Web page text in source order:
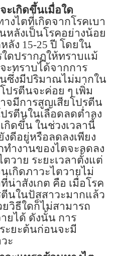
ะเกิดขึ้นเมื่อใด
งไตที่เกิดจากโรคเบา
หลังเป็นโรคอย่างน้อย
ลัง 15-25ปี โดยใน
ดปรากฏให้ทราบแม้
ะทราบได้จากการ
ซึ่งมีปริมาณไม่มากใน
รตีนจะค่อย ๆ เพิ่ม
จมีการสูญเสียโปรตีน
รตีนในเลือดลดต่ำลง
กิดขึ้น ในช่วงเวลานี้
ดีอยู่หรือลดลงเพียง
ำงานของไตจะลดลง
วาย ระยะเวลาตั้งแต่
เกิดภาวะไตวายไม่
น่าสังเกต คือ เมื่อโรค
นในปัสสาวะมากแล้ว
วิธีใดก็ไม่สามารถ
ยได้ ดังนั้น การ
ะยะต้นก่อนจะมี
ะ